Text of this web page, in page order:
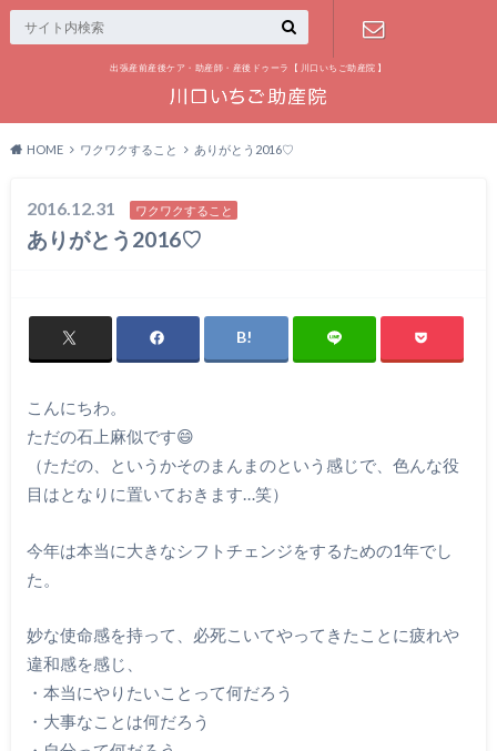
出張産前産後ケア・助産師・産後ドゥーラ【 川口いちご助産院 】
HOME ワクワクすること ありがとう2016♡
2016.12.31 ワクワクすること
ありがとう2016♡
こんにちわ。
ただの石上麻似です😄
（ただの、というかそのまんまのという感じで、色んな役
目はとなりに置いておきます…笑）
今年は本当に大きなシフトチェンジをするための1年でし
た。
妙な使命感を持って、必死こいてやってきたことに疲れや
違和感を感じ、
・本当にやりたいことって何だろう
・大事なことは何だろう